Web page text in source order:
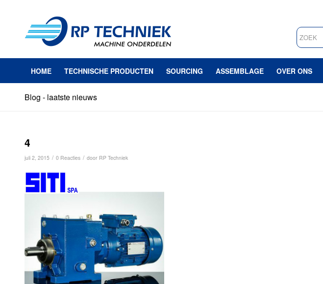
HOME TECHNISCHE PRODUCTEN SOURCING ASSEMBLAGE OVER ONS
Blog - laatste nieuws
4
juli 2, 2015 / 0 Reacties / door RP Techniek